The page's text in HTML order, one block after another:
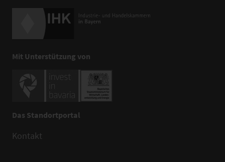
Mit Unterstützung von
Das Standortportal
Kontakt